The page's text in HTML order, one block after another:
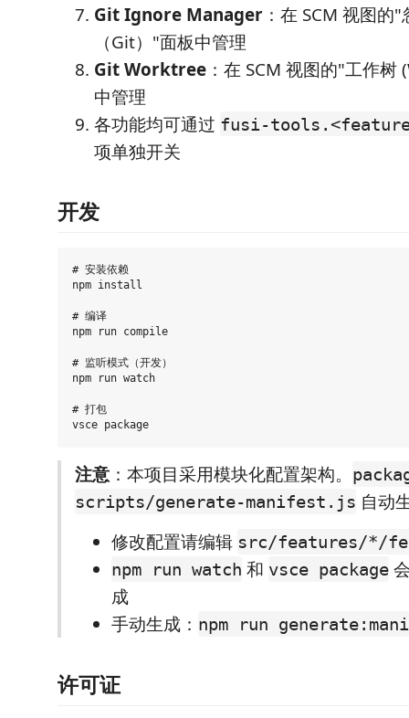
Git Ignore Manager ：在 SCM 视图的
（Git）"面板中管理
Git Worktree ：在 SCM 视图的"工作
中管理
各功能均可通过 fusi-
项单独开关
开发
# 安装依赖
npm install
# 编译
npm run compile
# 监听模式（开发）
npm run watch
# 打包
注意 ：本项目采用模块化配置架构。
scripts/generate-manifest.js 自动
修改配置请编辑 src/features/*/
npm run watch 和 vsce package
成
手动生成： npm run
许可证